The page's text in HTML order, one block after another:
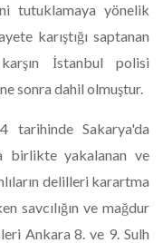
tutuklamaya yönelik
karıştığı saptanan
İstanbul polisi
sonra dahil olmuştur.
Sakarya'da
birlikte yakalanan ve
delilleri karartma
savcılığın ve mağdur
Ankara 8. ve 9. Sulh